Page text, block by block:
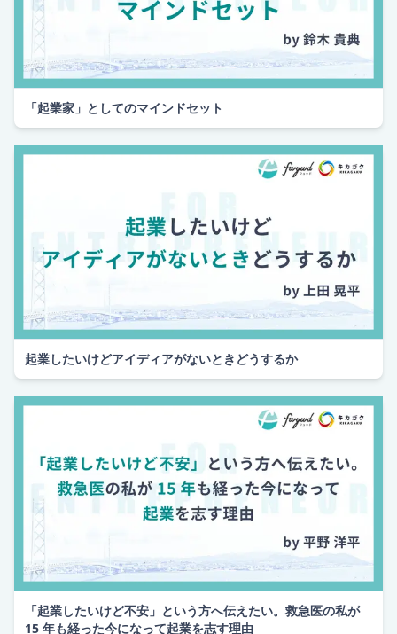
「起業家」としてのマインドセット
起業したいけどアイディアがないときどうするか
「起業したいけど不安」という方へ伝えたい。救急医の私が
15 年も経った今になって起業を志す理由